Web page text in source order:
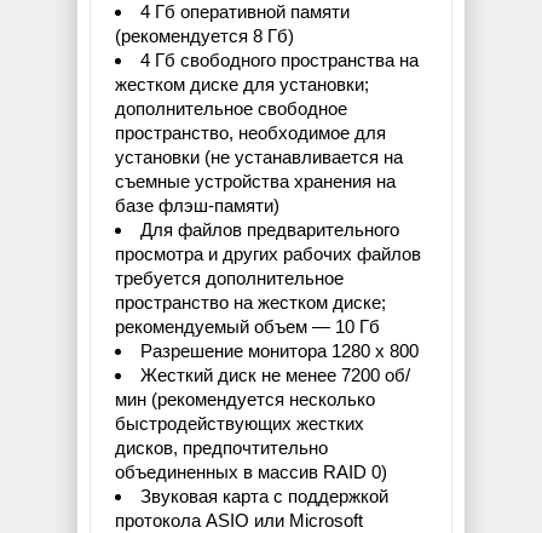
4 Гб оперативной памяти
(рекомендуется 8 Гб)
4 Гб свободного пространства на
жестком диске для установки;
дополнительное свободное
пространство, необходимое для
установки (не устанавливается на
съемные устройства хранения на
базе флэш-памяти)
Для файлов предварительного
просмотра и других рабочих файлов
требуется дополнительное
пространство на жестком диске;
рекомендуемый объем — 10 Гб
Разрешение монитора 1280 x 800
Жесткий диск не менее 7200 об/
мин (рекомендуется несколько
быстродействующих жестких
дисков, предпочтительно
объединенных в массив RAID 0)
Звуковая карта с поддержкой
протокола ASIO или Microsoft